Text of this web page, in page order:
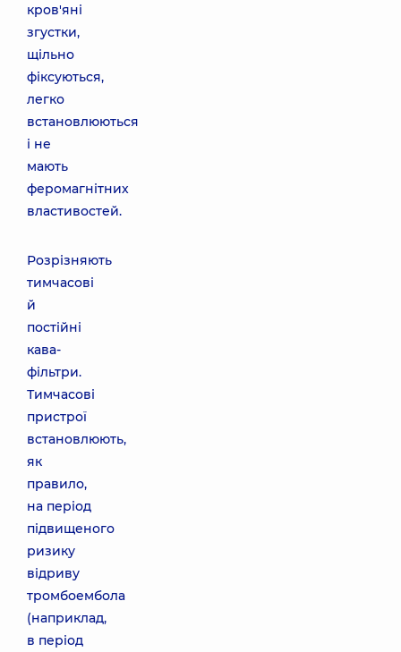
кров'яні
згустки,
щільно
фіксуються,
легко
встановлюються
і не
мають
феромагнітних
властивостей.
Розрізняють
тимчасові
й
постійні
кава-
фільтри.
Тимчасові
пристрої
встановлюють,
як
правило,
на період
підвищеного
ризику
відриву
тромбоембола
(наприклад,
в період